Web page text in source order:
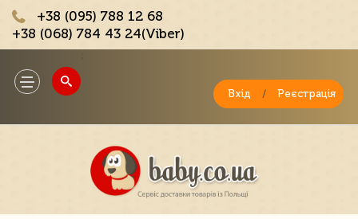
+38 (095) 788 12 68
+38 (068) 784 43 24(Viber)
Toggle
navigation
Вхід / Реєстрація